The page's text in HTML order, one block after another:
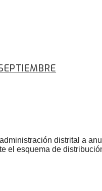
distrital a
el esquema de